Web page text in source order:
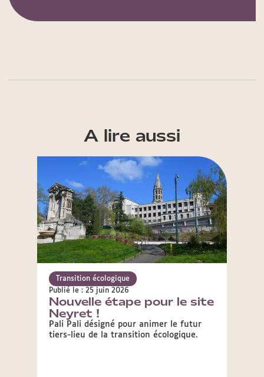
A lire aussi
Transition écologique
Publié le : 25 juin 2026
Nouvelle étape pour le site
Neyret !
Pali Pali désigné pour animer le futur
tiers-lieu de la transition écologique.